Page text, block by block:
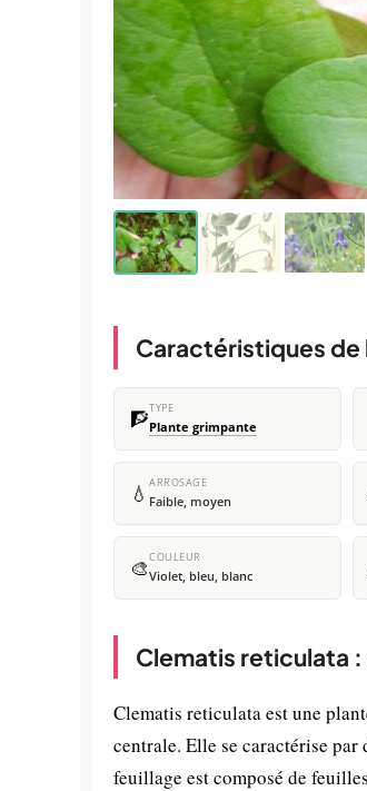
Caractéristiques
🧗TYPE
Plante grimpante
💧 ARROSAGE
Faible, moyen
🎨COULEUR
Violet, bleu, blanc
Clematis reticulata
Clematis reticulata est une
centrale. Elle se caractérise
feuillage est composé de